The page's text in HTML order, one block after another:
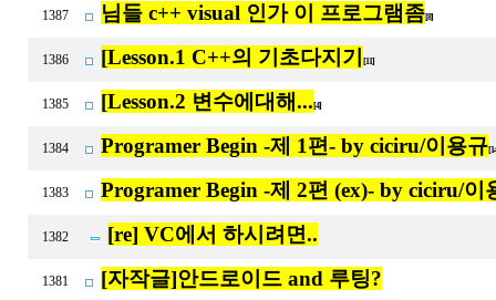
1387 님들 c++ visual 인가 이 프로그램좀[8]
1386 [Lesson.1 C++의 기초다지기 [11]
1385 [Lesson.2 변수에대해... [4]
1384 Programer Begin -제 1편- by ciciru/이용규
1383 Programer Begin -제 2편 (ex)- by ciciru/이
1382 [re] VC에서 하시려면..
1381 [자작글]안드로이드 and 루팅?